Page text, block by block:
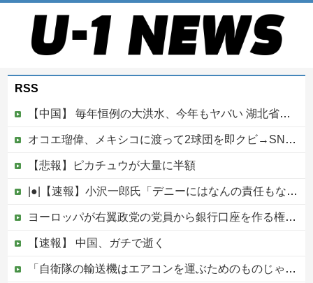
RSS
【中国】 毎年恒例の大洪水、今年もヤバい 湖北省秭帰県で山洪水が市街地を直撃、工場浸水・車両が次々流される
オコエ瑠偉、メキシコに渡って2球団を即クビ→SNS更新が3ヶ月間止まって消息不明に
【悲報】ピカチュウが大量に半額
|●|【速報】小沢一郎氏「デニーにはなんの責任もないのにかわいそう、不幸なこと利用し悪宣伝する人にしっかり対応を」
ヨーロッパが右翼政党の党員から銀行口座を作る権利を剥奪、そのせいで皮肉すぎる展開に突入しており……他
【速報】 中国、ガチで逝く
「自衛隊の輸送機はエアコンを運ぶためのものじゃない」と救援活動に文句を付けた左派、だが次々とファクトを提示されてしまい……